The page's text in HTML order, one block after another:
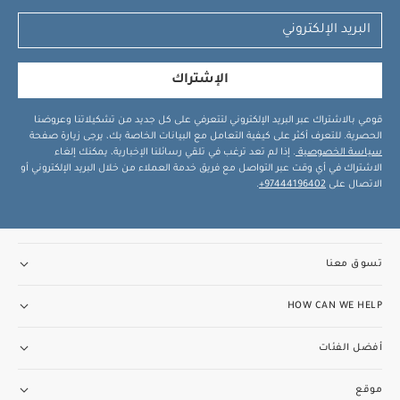
الإشتراك
قومي بالاشتراك عبر البريد الإلكتروني لتتعرفي على كل جديد من تشكيلاتنا وعروضنا
الحصرية. للتعرف أكثر على كيفية التعامل مع البيانات الخاصة بك، يرجى زيارة صفحة
سياسة الخصوصية . إذا لم تعد ترغب في تلقي رسائلنا الإخبارية، يمكنك إلغاء
الاشتراك في أي وقت عبر التواصل مع فريق خدمة العملاء من خلال البريد الإلكتروني أو
الاتصال على 97444196402+
.
تسوق معنا
HOW CAN WE HELP
أفضل الفئات
موقع